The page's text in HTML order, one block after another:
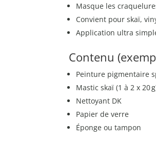
Masque les
Convient pour skaï,
Application ultra
Contenu
Peinture pigmentaire
Mastic skaï (1 à 2 x 20
Nettoyant DK
Papier de verre
Éponge ou tampon